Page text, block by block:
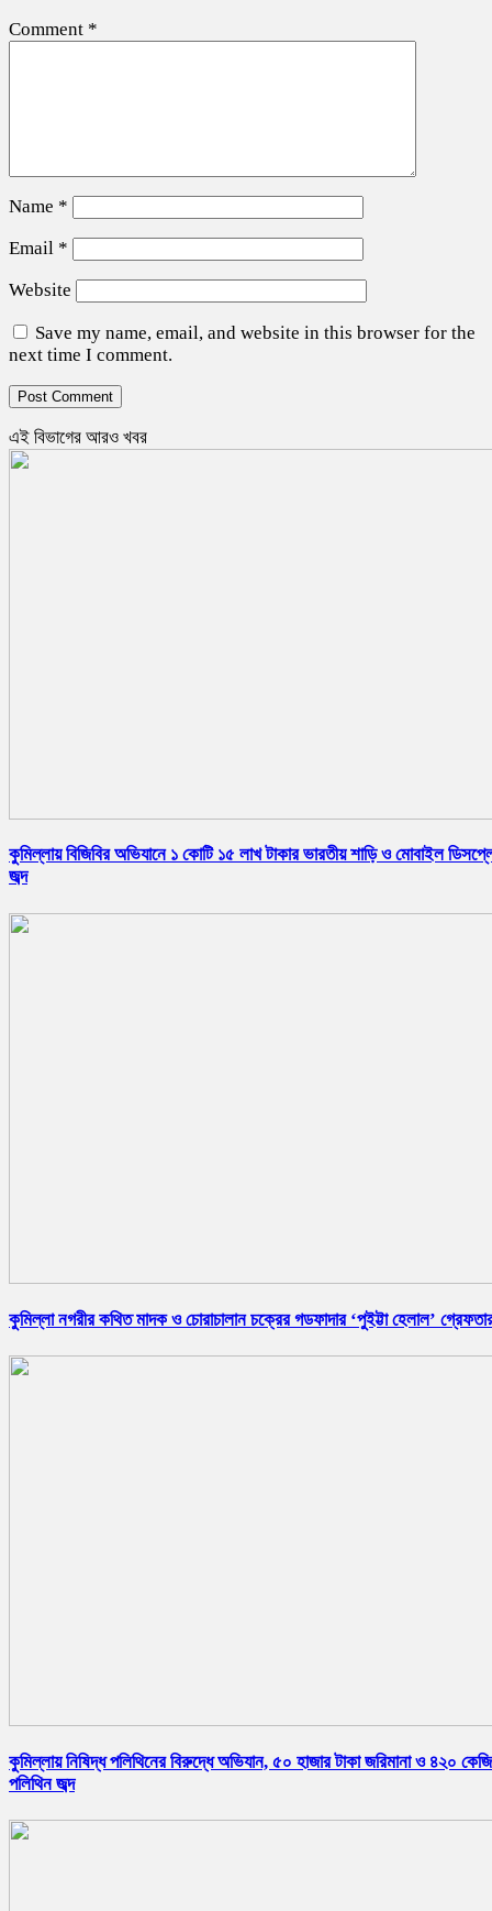
Comment *
Name *
Email *
Website
Save my name, email, and website in this browser for the
next time I comment.
এই বিভাগের আরও খবর
কুমিল্লায় বিজিবির অভিযানে ১ কোটি ১৫ লাখ টাকার ভারতীয় শাড়ি ও মোবাইল
জব্দ
কুমিল্লা নগরীর কথিত মাদক ও চোরাচালান চক্রের গডফাদার ‘পুইট্টা হেলাল’
কুমিল্লায় নিষিদ্ধ পলিথিনের বিরুদ্ধে অভিযান, ৫০ হাজার টাকা জরিমানা ও ৪২০ কেজি
পলিথিন জব্দ